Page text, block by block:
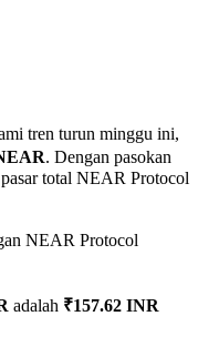
tren turun minggu ini,
. Dengan pasokan
total NEAR Protocol
NEAR Protocol
adalah ₹157.62 INR